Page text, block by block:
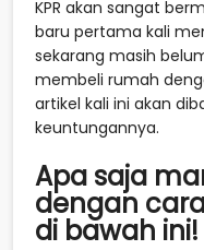
KPR akan sangat
baru pertama kali
sekarang masih
membeli rumah
artikel kali ini akan
keuntungannya.
Apa saja
dengan
di bawah ini!